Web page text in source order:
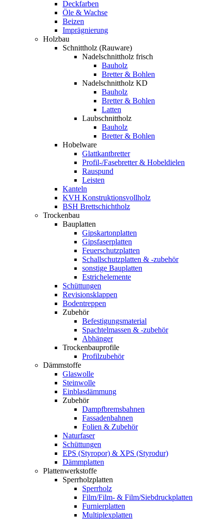
Deckfarben
Öle & Wachse
Beizen
Imprägnierung
Holzbau
Schnittholz (Rauware)
Nadelschnittholz frisch
Bauholz
Bretter & Bohlen
Nadelschnittholz KD
Bauholz
Bretter & Bohlen
Latten
Laubschnittholz
Bauholz
Bretter & Bohlen
Hobelware
Glattkantbretter
Profil-/Fasebretter & Hobeldielen
Rauspund
Leisten
Kanteln
KVH Konstruktionsvollholz
BSH Brettschichtholz
Trockenbau
Bauplatten
Gipskartonplatten
Gipsfaserplatten
Feuerschutzplatten
Schallschutzplatten & -zubehör
sonstige Bauplatten
Estrichelemente
Schüttungen
Revisionsklappen
Bodentreppen
Zubehör
Befestigungsmaterial
Spachtelmassen & -zubehör
Abhänger
Trockenbauprofile
Profilzubehör
Dämmstoffe
Glaswolle
Steinwolle
Einblasdämmung
Zubehör
Dampfbremsbahnen
Fassadenbahnen
Folien & Zubehör
Naturfaser
Schüttungen
EPS (Styropor) & XPS (Styrodur)
Dämmplatten
Plattenwerkstoffe
Sperrholzplatten
Sperrholz
Film/Film- & Film/Siebdruckplatten
Furnierplatten
Multiplexplatten